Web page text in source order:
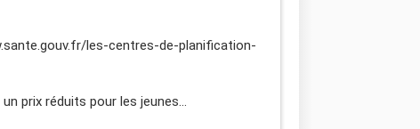
les-centres-de-planification-
prix réduits pour les jeunes...